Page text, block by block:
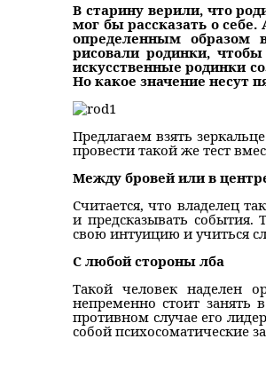
В старину верили, что
мог бы рассказать о
определенным образом
рисовали родинки,
искусственные родинки
Но какое значение несут
Предлагаем взять
провести такой же тест
Между бровей или в
Считается, что владелец
и предсказывать события.
свою интуицию и учиться
С любой стороны лба
Такой человек наделен
непременно стоит
противном случае его
собой психосоматические